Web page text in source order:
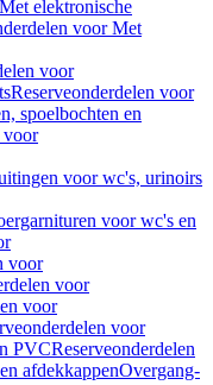
Met elektronische
voor Met
voor
Reserveonderdelen voor
spoelbochten en
voor
voor wc's, urinoirs
voor wc's en
voor
voor
voor
voor
PVCReserveonderdelen
afdekkappenOvergang-